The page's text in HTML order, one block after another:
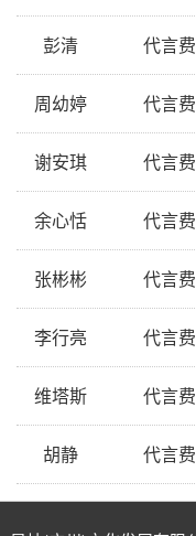
彭清 代言费
周幼婷 代言费
谢安琪 代言费
余心恬 代言费
张彬彬 代言费
李行亮 代言费
维塔斯 代言费
胡静 代言费